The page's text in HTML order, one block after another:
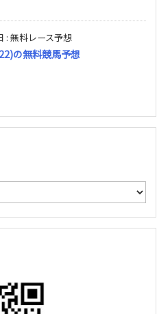
: 無料レース予想
の無料競馬予想